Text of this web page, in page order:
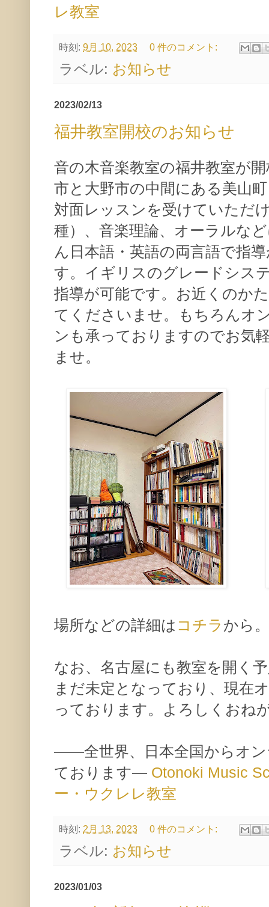
レ教室
時刻: 9月 10, 2023 0 件のコメント:
ラベル: お知らせ
2023/02/13
福井教室開校のお知らせ
音の木音楽教室の福井教室が
市と大野市の中間にある美山
対面レッスンを受けていただ
種）、音楽理論、オーラルな
ん日本語・英語の両言語で指
す。イギリスのグレードシス
指導が可能です。お近くのか
てくださいませ。もちろんオ
ンも承っておりますのでお気
ませ。
場所などの詳細は コチラ から。
なお、名古屋にも教室を開く
まだ未定となっており、現在
っております。よろしくおね
——全世界、日本全国からオ
ております— Otonoki Music
ー・ウクレレ教室
時刻: 2月 13, 2023 0 件のコメント:
ラベル: お知らせ
2023/01/03